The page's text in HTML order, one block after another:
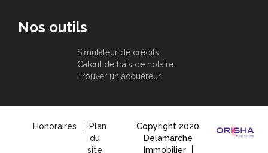
Nos outils
Simulateur de crédits
Calcul de frais de notaire
Trouver un acquéreur
Honoraires
Plan
du
site
Copyright 2020
Delamarche
Immobilier